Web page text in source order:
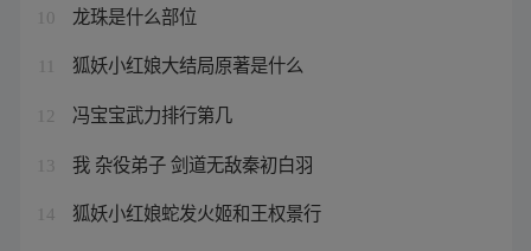
10 龙珠是什么部位
狐妖小红娘大结局原著是什么
12 冯宝宝武力排行第几
13 我 杂役弟子 剑道无敌秦初白羽
14 狐妖小红娘蛇发火姬和王权景行